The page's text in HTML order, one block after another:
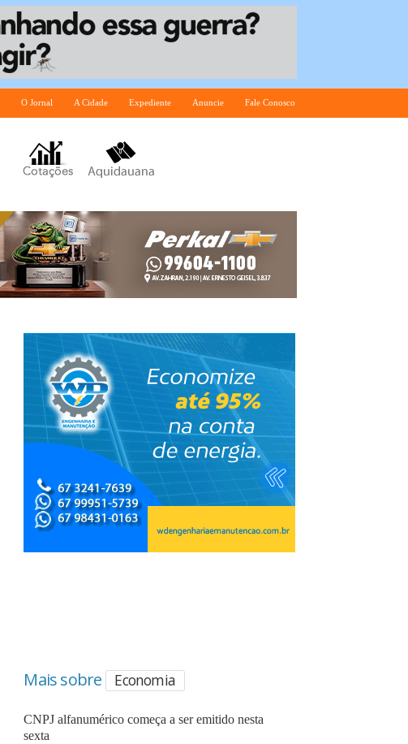
O Jornal A Cidade Expediente Anuncie Fale Conosco
Mais sobre Economia
CNPJ alfanumérico começa a ser emitido nesta
sexta